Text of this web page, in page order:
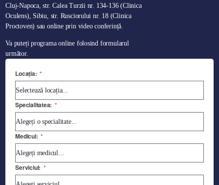
Cluj-Napoca, str. Calea Turzii nr. 134-136 (Clinica
Oculens), Sibiu, str. Rusciorului nr. 18 (Clinica
Proctoven) sau online prin video conferință.
Va puteți programa online folosind formularul
următor.
Locația: *
Specialitatea: *
Medicul: *
Serviciul: *